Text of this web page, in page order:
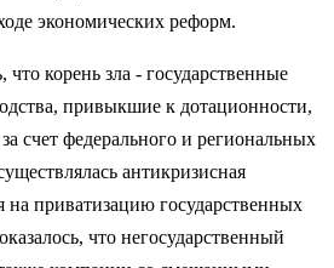
экономи­ческих реформ.
что корень зла - государственные
привыкшие к дотационности,
счет федерального и региональных
антикризисная
на приватизацию го­сударственных
что негосударственный